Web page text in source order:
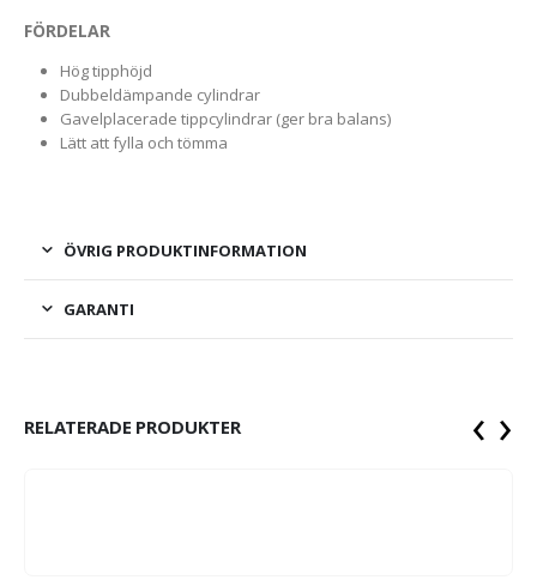
FÖRDELAR
Hög tipphöjd
Dubbeldämpande cylindrar
Gavelplacerade tippcylindrar (ger bra balans)
Lätt att fylla och tömma
ÖVRIG PRODUKTINFORMATION
GARANTI
RELATERADE PRODUKTER ‹ ›